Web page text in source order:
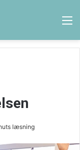
læsning